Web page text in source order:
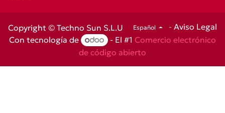
Copyright © Techno Sun S.L.U Español - Aviso Legal
Con tecnología de
- El #1 Comercio electrónico
de código abierto